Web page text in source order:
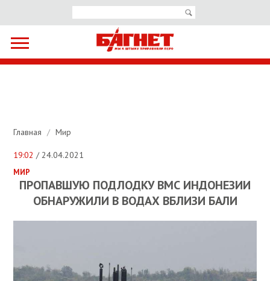
Главная / Мир
19:02 / 24.04.2021
МИР
ПРОПАВШУЮ ПОДЛОДКУ ВМС ИНДОНЕЗИИ
ОБНАРУЖИЛИ В ВОДАХ ВБЛИЗИ БАЛИ